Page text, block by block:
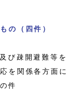
の（四件）
び疎開避難等を
を関係各方面に
件